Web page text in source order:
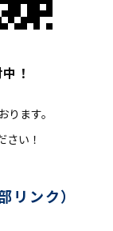
！
ます。
さい！
リンク）